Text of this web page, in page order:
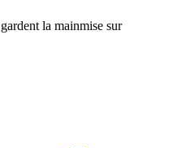
la mainmise sur